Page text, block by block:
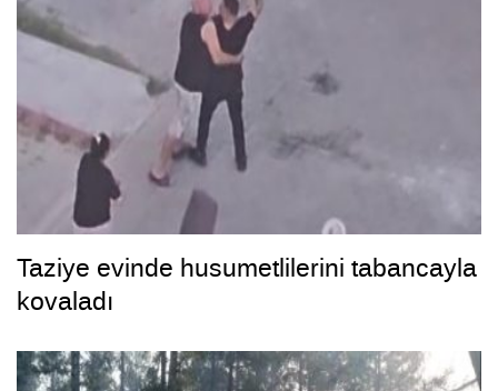
Taziye evinde husumetlilerini tabancayla
kovaladı